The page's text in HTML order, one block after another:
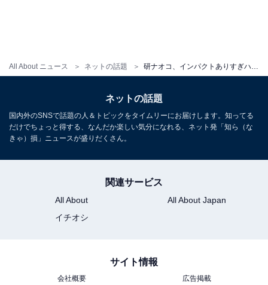
All About ニュース ネットの話題
ネットの話題
国内外のSNSで話題の人＆トピックをタイムリーにお届けします。知ってる
だけでちょっと得する、なんだか楽しい気分になれる、ネット発「知ら（な
きゃ）損」ニュースが盛りだくさん。
関連サービス
All About
All About Japan
イチオシ
サイト情報
会社概要
広告掲載